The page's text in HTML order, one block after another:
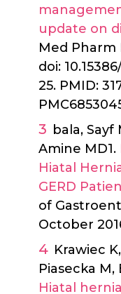
update on
Med Pharm
doi:
25. PMID:
bala, Sayf
Amine MD1.
Hiatal
GERD
of
October
Krawiec
Piasecka M,
Hiatal